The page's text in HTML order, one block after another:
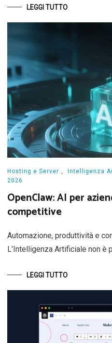
LEGGI TUTTO
Hosting e Server Intelligenza
2026
OpenClaw: AI per
competitive
Automazione, produttività e
L’Intelligenza Artificiale non è
LEGGI TUTTO